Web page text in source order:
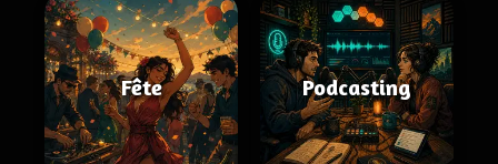
Fête Podcasting